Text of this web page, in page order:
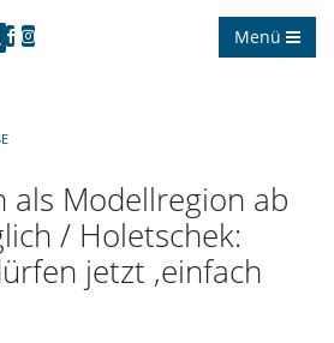
Menü
als Modellregion ab
/ Holetschek:
jetzt ‚einfach